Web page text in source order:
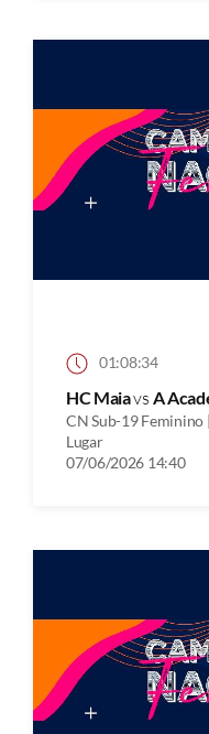
01:08:34
HC Maiavs A
CN Sub-19 Feminino
Lugar
07/06/2026 14:40